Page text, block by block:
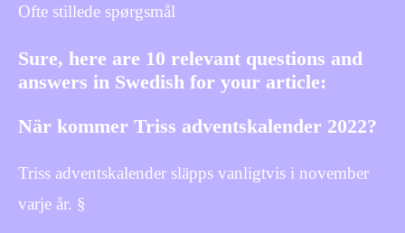
Ofte stillede spørgsmål
Sure, here are 10 relevant questions and
answers in Swedish for your article:
När kommer Triss adventskalender 2022?
Triss adventskalender släpps vanligtvis i november
varje år. §